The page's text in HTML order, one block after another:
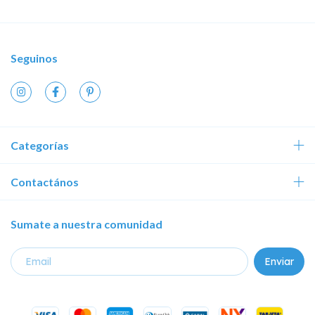
Seguinos
Categorías
Contactános
Sumate a nuestra comunidad